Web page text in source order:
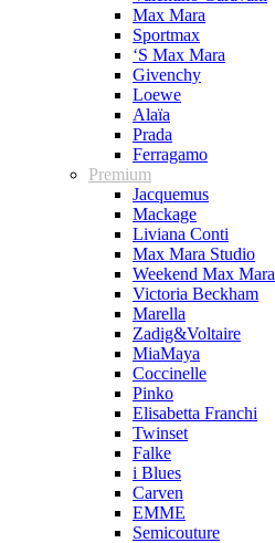
Max Mara
Sportmax
‘S Max Mara
Givenchy
Loewe
Alaïa
Prada
Ferragamo
Premium
Jacquemus
Mackage
Liviana Conti
Max Mara Studio
Weekend Max Mara
Victoria Beckham
Marella
Zadig&Voltaire
MiaMaya
Coccinelle
Pinko
Elisabetta Franchi
Twinset
Falke
i Blues
Carven
EMME
Semicouture